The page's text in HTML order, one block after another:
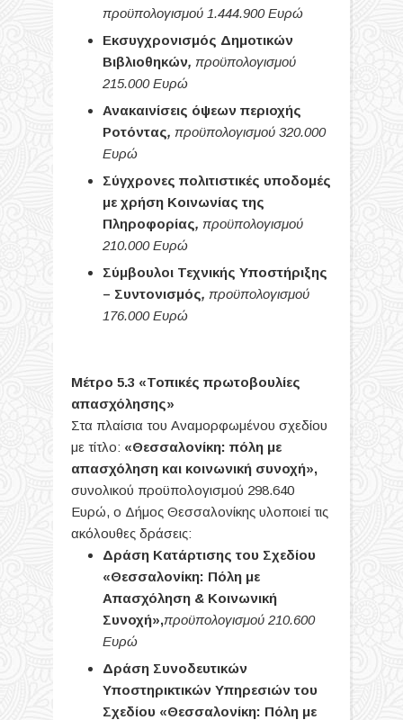
προϋπολογισμού 1.444.900 Ευρώ
Εκσυγχρονισμός Δημοτικών
Βιβλιοθηκών, προϋπολογισμού
215.000 Ευρώ
Ανακαινίσεις όψεων περιοχής
Ροτόντας, προϋπολογισμού 320.000
Ευρώ
Σύγχρονες πολιτιστικές υποδομές
με χρήση Κοινωνίας της
Πληροφορίας, προϋπολογισμού
210.000 Ευρώ
Σύμβουλοι Τεχνικής Υποστήριξης
– Συντονισμός, προϋπολογισμού
176.000 Ευρώ
Μέτρο 5.3 «Τοπικές πρωτοβουλίες
απασχόλησης»
Στα πλαίσια του Αναμορφωμένου σχεδίου
με τίτλο: «Θεσσαλονίκη: πόλη με
απασχόληση και κοινωνική συνοχή»,
συνολικού προϋπολογισμού 298.640
Ευρώ, ο Δήμος Θεσσαλονίκης υλοποιεί τις
ακόλουθες δράσεις:
Δράση Κατάρτισης του Σχεδίου
«Θεσσαλονίκη: Πόλη με
Απασχόληση & Κοινωνική
Συνοχή»,προϋπολογισμού 210.600
Ευρώ
Δράση Συνοδευτικών
Υποστηρικτικών Υπηρεσιών του
Σχεδίου «Θεσσαλονίκη: Πόλη με